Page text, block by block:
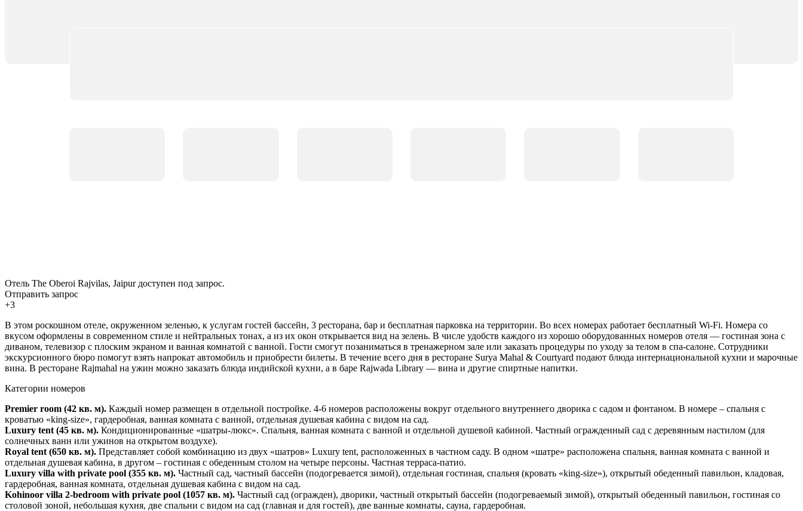
Отель The Oberoi Rajvilas, Jaipur доступен под запрос.
Отправить запрос
+3
В этом роскошном отеле, окруженном зеленью, к услугам гостей бассейн, 3 ресторана, бар и бесплатная парковка на территории. Во всех номерах работает бесплатный Wi-Fi. Номера со
вкусом оформлены в современном стиле и нейтральных тонах, а из их окон открывается вид на зелень. В числе удобств каждого из хорошо оборудованных номеров отеля — гостиная зона с
диваном, телевизор с плоским экраном и ванная комнатой с ванной. Гости смогут позаниматься в тренажерном зале или заказать процедуры по уходу за телом в спа-салоне. Сотрудники
экскурсионного бюро помогут взять напрокат автомобиль и приобрести билеты. В течение всего дня в ресторане Surya Mahal & Courtyard подают блюда интернациональной кухни и марочные
вина. В ресторане Rajmahal на ужин можно заказать блюда индийской кухни, а в баре Rajwada Library — вина и другие спиртные напитки.
Категории номеров
Premier room (42 кв. м). Каждый номер размещен в отдельной постройке. 4-6 номеров расположены вокруг отдельного внутреннего дворика с садом и фонтаном. В номере – спальня с
кроватью «king-size», гардеробная, ванная комната с ванной, отдельная душевая кабина с видом на сад.
Luxury tent (45 кв. м). Кондиционированные «шатры-люкс». Спальня, ванная комната с ванной и отдельной душевой кабиной. Частный огражденный сад с деревянным настилом (для
солнечных ванн или ужинов на открытом воздухе).
Royal tent (650 кв. м). Представляет собой комбинацию из двух «шатров» Luxury tent, расположенных в частном саду. В одном «шатре» расположена спальня, ванная комната с ванной и
отдельная душевая кабина, в другом – гостиная с обеденным столом на четыре персоны. Частная терраса-патио.
Luxury villa with private pool (355 кв. м). Частный сад, частный бассейн (подогревается зимой), отдельная гостиная, спальня (кровать «king-size»), открытый обеденный павильон, кладовая,
гардеробная, ванная комната, отдельная душевая кабина с видом на сад.
Kohinoor villa 2-bedroom with private pool (1057 кв. м). Частный сад (огражден), дворики, частный открытый бассейн (подогреваемый зимой), открытый обеденный павильон, гостиная со
столовой зоной, небольшая кухня, две спальни с видом на сад (главная и для гостей), две ванные комнаты, сауна, гардеробная.